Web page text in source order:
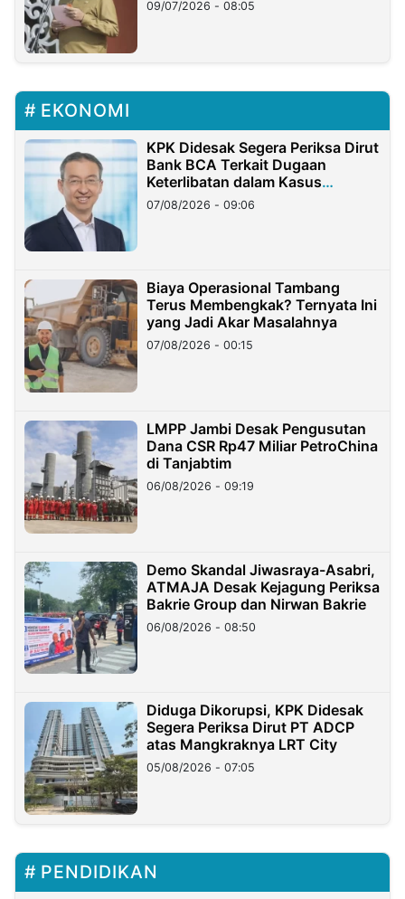
09/07/2026 - 08:05
EKONOMI
KPK Didesak Segera Periksa Dirut
Bank BCA Terkait Dugaan
Keterlibatan dalam Kasus
Hilangnya Dana Nasabah Rp2,58
Miliar
07/08/2026 - 09:06
Biaya Operasional Tambang
Terus Membengkak? Ternyata Ini
yang Jadi Akar Masalahnya
07/08/2026 - 00:15
LMPP Jambi Desak Pengusutan
Dana CSR Rp47 Miliar PetroChina
di Tanjabtim
06/08/2026 - 09:19
Demo Skandal Jiwasraya-Asabri,
ATMAJA Desak Kejagung Periksa
Bakrie Group dan Nirwan Bakrie
06/08/2026 - 08:50
Diduga Dikorupsi, KPK Didesak
Segera Periksa Dirut PT ADCP
atas Mangkraknya LRT City
05/08/2026 - 07:05
PENDIDIKAN